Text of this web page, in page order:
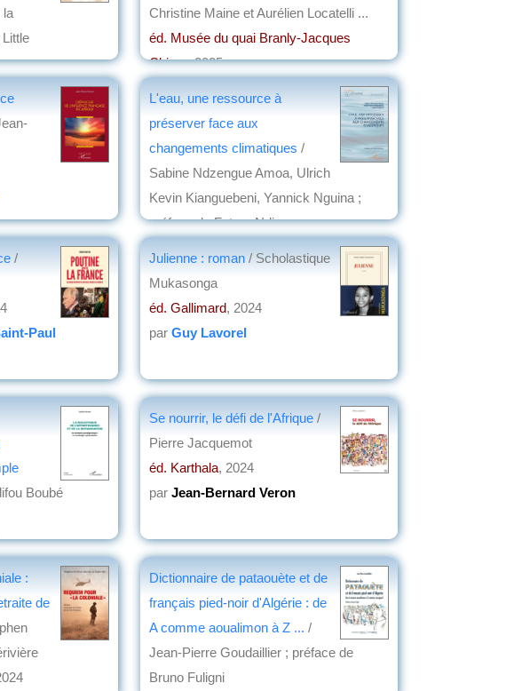
la
Christine Maine et Aurélien Locatelli ...
éd. Musée du quai Branly-Jacques
Chirac, 2025
L'eau, une ressource à
préserver face aux
changements climatiques /
Sabine Ndzengue Amoa, Ulrich
Kevin Kianguebeni, Yannick Nguina ;
préface de Fatma Ndiaye
/
Paul
Julienne : roman / Scholastique
Mukasonga
éd. Gallimard, 2024
par Guy Lavorel
Boubé
Se nourrir, le défi de l'Afrique /
Pierre Jacquemot
éd. Karthala, 2024
par Jean-Bernard Veron
:
de
Dictionnaire de pataouète et de
français pied-noir d'Algérie : de
A comme aoualimon à Z ... /
Jean-Pierre Goudaillier ; préface de
Bruno Fuligni